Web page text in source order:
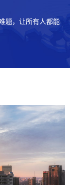
题，让所有人都能